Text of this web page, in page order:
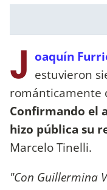
J oaquín
estuvieron
románticamente
Confirmando el
hizo pública su
Marcelo Tinelli.
"Con Guillermina